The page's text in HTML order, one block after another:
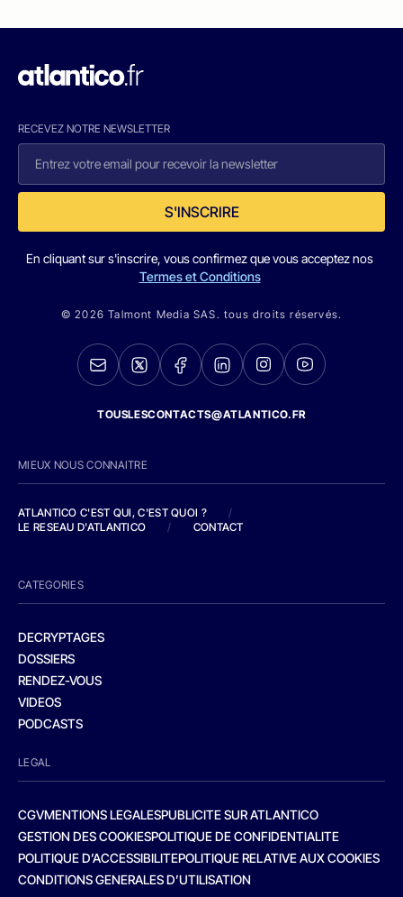
RECEVEZ NOTRE NEWSLETTER
S'INSCRIRE
En cliquant sur s'inscrire, vous confirmez que vous acceptez nos
Termes et Conditions
© 2026 Talmont Media SAS. tous droits réservés.
TOUSLESCONTACTS@ATLANTICO.FR
MIEUX NOUS CONNAITRE
ATLANTICO C'EST QUI, C'EST QUOI ?
/
LE RESEAU D'ATLANTICO
/ CONTACT
CATEGORIES
DECRYPTAGES
DOSSIERS
RENDEZ-VOUS
VIDEOS
PODCASTS
LEGAL
CGVMENTIONS LEGALESPUBLICITE SUR ATLANTICO
GESTION DES COOKIESPOLITIQUE DE CONFIDENTIALITE
POLITIQUE D’ACCESSIBILITEPOLITIQUE RELATIVE AUX COOKIES
CONDITIONS GENERALES D’UTILISATION